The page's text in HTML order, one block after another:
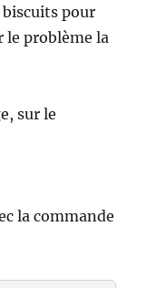
biscuits pour
le problème la
sur le
la commande